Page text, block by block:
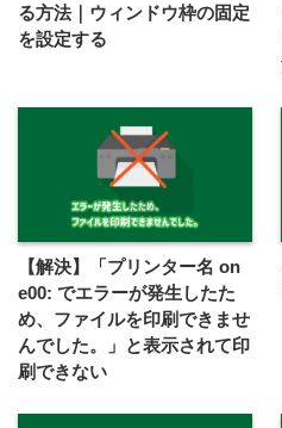
る方法｜ウィンドウ枠の固定
を設定する
【解決】「プリンター名 on
e00: でエラーが発生したた
め、ファイルを印刷できませ
んでした。」と表示されて印
刷できない